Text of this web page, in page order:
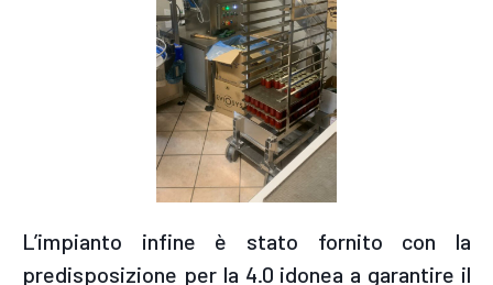
L’impianto infine è stato fornito con la
predisposizione per la 4.0 idonea a garantire il